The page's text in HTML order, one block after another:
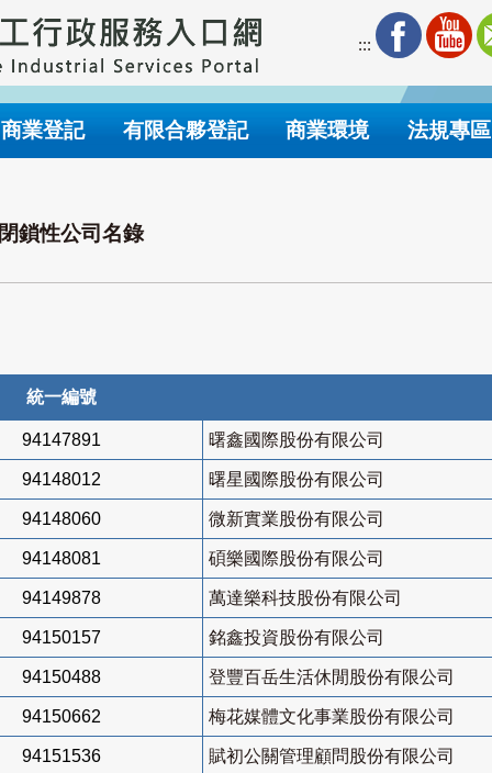
:::
商業登記 有限合夥登記 商業環境 法規專區
閉鎖性公司名錄
統一編號
94147891 曙鑫國際股份有限公司
94148012 曙星國際股份有限公司
94148060 微新實業股份有限公司
94148081 碩樂國際股份有限公司
94149878 萬達樂科技股份有限公司
94150157 銘鑫投資股份有限公司
94150488 登豐百岳生活休閒股份有限公司
94150662 梅花媒體文化事業股份有限公司
94151536 賦初公關管理顧問股份有限公司